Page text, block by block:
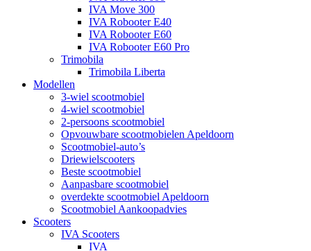
IVA Move 300
IVA Robooter E40
IVA Robooter E60
IVA Robooter E60 Pro
Trimobila
Trimobila Liberta
Modellen
3-wiel scootmobiel
4-wiel scootmobiel
2-persoons scootmobiel
Opvouwbare scootmobielen Apeldoorn
Scootmobiel-auto’s
Driewielscooters
Beste scootmobiel
Aanpasbare scootmobiel
overdekte scootmobiel Apeldoorn
Scootmobiel Aankoopadvies
Scooters
IVA Scooters
IVA